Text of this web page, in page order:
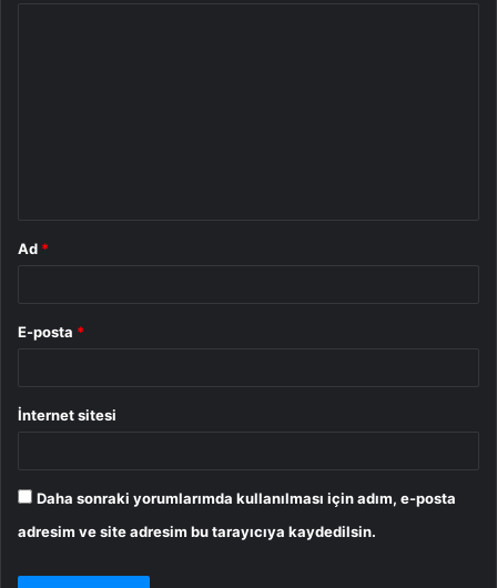
Ad *
E-posta *
İnternet sitesi
Daha sonraki yorumlarımda kullanılması için adım, e-posta
adresim ve site adresim bu tarayıcıya kaydedilsin.